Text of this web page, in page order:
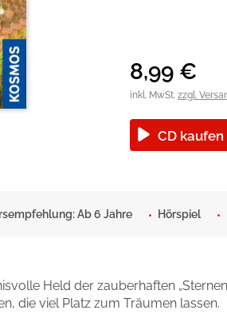
8,99 €
inkl. MwSt. zzgl.
CD kaufen
Ab 6 Jahre Hörspiel
Held der zauberhaften
die viel Platz zum Träumen lassen.